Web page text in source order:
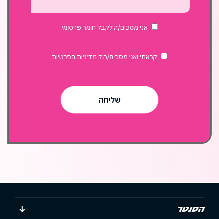
אני מסכים/ה לקבל חומר פרסומי
קראתי ואני מסכים/ה ל מדיניות הפרטיות
הסנטר